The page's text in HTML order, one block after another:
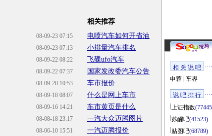
08-09-23 07:15
08-09-23 07:13
08-09-22 08:22
08-09-22 07:37
08-09-20 10:53
08-09-18 08:07
08-09-16 14:21
08-08-18 23:17
08-06-10 15:51
相关推荐
电喷汽车如何开省油
小排量汽车排名
飞碟ufo汽车
国家发改委汽车公告
车市报价
什么是网上车市
车市黄页是什么
一汽大众迈腾图片
一汽迈腾报价
相 关 说 吧
申蓉| 车界
说 吧 排 行
上证指数
苏醒吧(41523)
贴图吧(68789)